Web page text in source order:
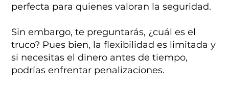
perfecta para quienes valoran la seguridad.
Sin embargo, te preguntarás, ¿cuál es el
truco? Pues bien, la flexibilidad es limitada y
si necesitas el dinero antes de tiempo,
podrías enfrentar penalizaciones.